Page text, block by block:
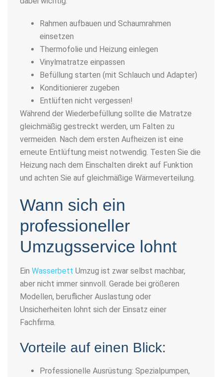
Rahmen aufbauen und Schaumrahmen
einsetzen
Thermofolie und Heizung einlegen
Vinylmatratze einpassen
Befüllung starten (mit Schlauch und Adapter)
Konditionierer zugeben
Entlüften nicht vergessen!
Während der Wiederbefüllung sollte die Matratze
gleichmäßig gestreckt werden, um Falten zu
vermeiden. Nach dem ersten Aufheizen ist eine
erneute Entlüftung meist notwendig. Testen Sie die
Heizung nach dem Einschalten direkt auf Funktion
und achten Sie auf gleichmäßige Wärmeverteilung.
Wann sich ein
professioneller
Umzugsservice lohnt
Ein Wasserbett Umzug ist zwar selbst machbar,
aber nicht immer sinnvoll. Gerade bei größeren
Modellen, beruflicher Auslastung oder
Unsicherheiten lohnt sich der Einsatz einer
Fachfirma.
Vorteile auf einen Blick:
Professionelle Ausrüstung: Spezialpumpen,